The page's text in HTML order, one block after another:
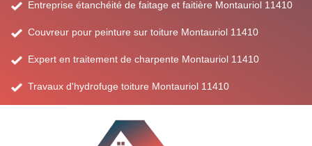
Entreprise étanchéité de faitage et faitière Montauriol 11410
Couvreur pour peinture sur toiture Montauriol 11410
Expert en traitement de charpente Montauriol 11410
Travaux d'hydrofuge toiture Montauriol 11410